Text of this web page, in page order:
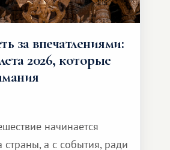
за впечатлениями:
2026, которые
начинается
страны, а с события, ради